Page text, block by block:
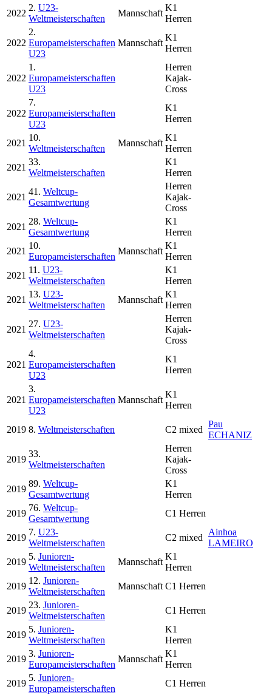
2022
2. U23-
Weltmeisterschaften
Mannschaft
K1
Herren
2022
2.
Europameisterschaften
U23
Mannschaft
K1
Herren
2022
1.
Europameisterschaften
U23
Herren
Kajak-
Cross
2022
7.
Europameisterschaften
U23
K1
Herren
2021
10.
Weltmeisterschaften
Mannschaft
K1
Herren
2021
33.
Weltmeisterschaften
K1
Herren
2021
41. Weltcup-
Gesamtwertung
Herren
Kajak-
Cross
2021
28. Weltcup-
Gesamtwertung
K1
Herren
2021
10.
Europameisterschaften
Mannschaft
K1
Herren
2021
11. U23-
Weltmeisterschaften
K1
Herren
2021
13. U23-
Weltmeisterschaften
Mannschaft
K1
Herren
2021
27. U23-
Weltmeisterschaften
Herren
Kajak-
Cross
2021
4.
Europameisterschaften
U23
K1
Herren
2021
3.
Europameisterschaften
U23
Mannschaft
K1
Herren
2019 8. Weltmeisterschaften C2 mixed
Pau
ECHANIZ
2019
33.
Weltmeisterschaften
Herren
Kajak-
Cross
2019
89. Weltcup-
Gesamtwertung
K1
Herren
2019
76. Weltcup-
Gesamtwertung
C1 Herren
2019
7. U23-
Weltmeisterschaften
C2 mixed
Ainhoa
LAMEIRO
2019
5. Junioren-
Weltmeisterschaften
Mannschaft
K1
Herren
2019
12. Junioren-
Weltmeisterschaften
Mannschaft C1 Herren
2019
23. Junioren-
Weltmeisterschaften
C1 Herren
2019
5. Junioren-
Weltmeisterschaften
K1
Herren
2019
3. Junioren-
Europameisterschaften
Mannschaft
K1
Herren
2019
5. Junioren-
Europameisterschaften
C1 Herren